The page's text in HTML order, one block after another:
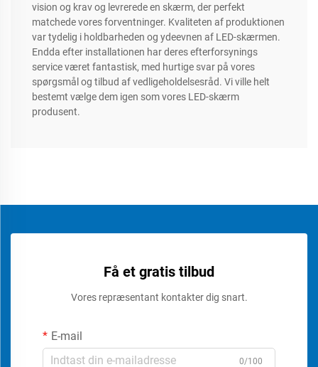
vision og krav og levrerede en skærm, der perfekt
matchede vores forventninger. Kvaliteten af produktionen
var tydelig i holdbarheden og ydeevnen af LED-skærmen.
Endda efter installationen har deres efterforsynings
service været fantastisk, med hurtige svar på vores
spørgsmål og tilbud af vedligeholdelsesråd. Vi ville helt
bestemt vælge dem igen som vores LED-skærm
produsent.
Få et gratis tilbud
Vores repræsentant kontakter dig snart.
E-mail
0/100